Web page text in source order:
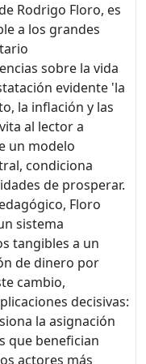
Rodrigo Floro, es
a los grandes
sobre la vida
evidente 'la
la inflación y las
al lector a
un modelo
condiciona
de prosperar.
Floro
sistema
tangibles a un
de dinero por
cambio,
decisivas:
la asignación
que benefician
actores más